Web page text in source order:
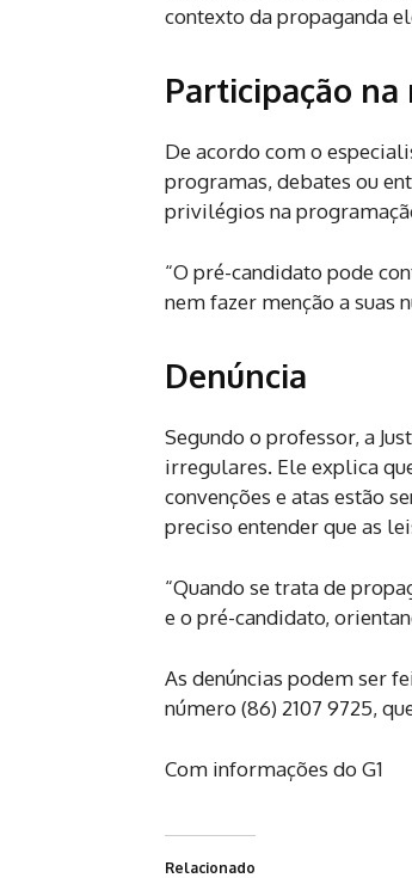
contexto da propaganda
Participação na
De acordo com o
programas, debates ou
privilégios na
“O pré-candidato pode
nem fazer menção a suas
Denúncia
Segundo o professor, a
irregulares. Ele explica
convenções e atas estão
preciso entender que as
“Quando se trata de
e o pré-candidato,
As denúncias podem ser
número (86) 2107 9725,
Com informações do G1
Relacionado